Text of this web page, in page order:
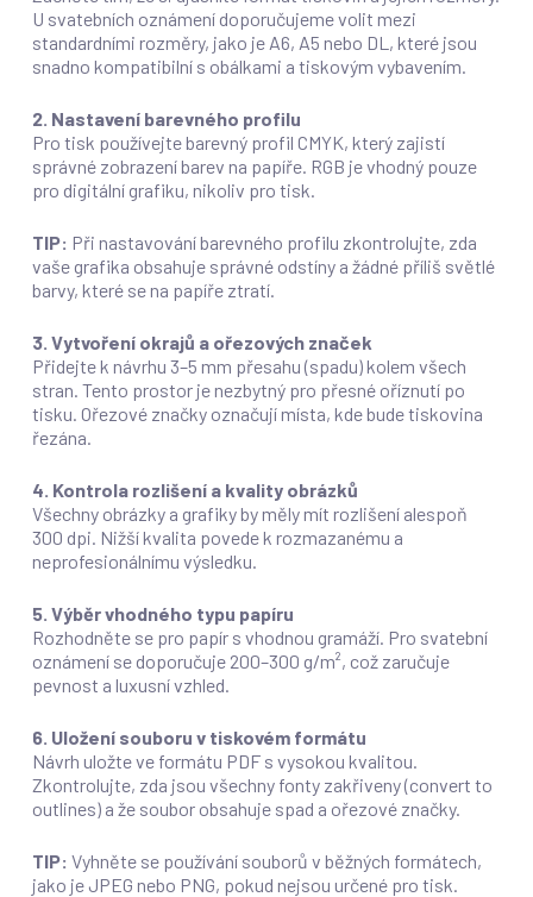
U svatebních oznámení doporučujeme volit mezi
standardními rozměry, jako je A6, A5 nebo DL, které jsou
snadno kompatibilní s obálkami a tiskovým vybavením.
2. Nastavení barevného profilu
Pro tisk používejte barevný profil CMYK, který zajistí
správné zobrazení barev na papíře. RGB je vhodný pouze
pro digitální grafiku, nikoliv pro tisk.
TIP: Při nastavování barevného profilu zkontrolujte, zda
vaše grafika obsahuje správné odstíny a žádné příliš světlé
barvy, které se na papíře ztratí.
3. Vytvoření okrajů a ořezových značek
Přidejte k návrhu 3–5 mm přesahu (spadu) kolem všech
stran. Tento prostor je nezbytný pro přesné oříznutí po
tisku. Ořezové značky označují místa, kde bude tiskovina
řezána.
4. Kontrola rozlišení a kvality obrázků
Všechny obrázky a grafiky by měly mít rozlišení alespoň
300 dpi. Nižší kvalita povede k rozmazanému a
neprofesionálnímu výsledku.
5. Výběr vhodného typu papíru
Rozhodněte se pro papír s vhodnou gramáží. Pro svatební
oznámení se doporučuje 200–300 g/m², což zaručuje
pevnost a luxusní vzhled.
6. Uložení souboru v tiskovém formátu
Návrh uložte ve formátu PDF s vysokou kvalitou.
Zkontrolujte, zda jsou všechny fonty zakřiveny (convert to
outlines) a že soubor obsahuje spad a ořezové značky.
TIP: Vyhněte se používání souborů v běžných formátech,
jako je JPEG nebo PNG, pokud nejsou určené pro tisk.